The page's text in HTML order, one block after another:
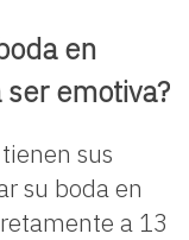
en
emotiva?
sus
su boda en
a 13